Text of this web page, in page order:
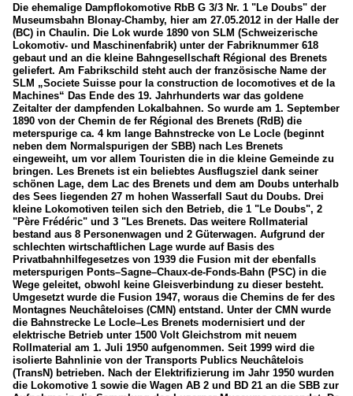
Die ehemalige Dampflokomotive RbB G 3/3 Nr. 1 "Le Doubs" der
Museumsbahn Blonay-Chamby, hier am 27.05.2012 in der Halle der
(BC) in Chaulin. Die Lok wurde 1890 von SLM (Schweizerische
Lokomotiv- und Maschinenfabrik) unter der Fabriknummer 618
gebaut und an die kleine Bahngesellschaft Régional des Brenets
geliefert. Am Fabrikschild steht auch der französische Name der
SLM „Societe Suisse pour la construction de locomotives et de la
Machines“ Das Ende des 19. Jahrhunderts war das goldene
Zeitalter der dampfenden Lokalbahnen. So wurde am 1. September
1890 von der Chemin de fer Régional des Brenets (RdB) die
meterspurige ca. 4 km lange Bahnstrecke von Le Locle (beginnt
neben dem Normalspurigen der SBB) nach Les Brenets
eingeweiht, um vor allem Touristen die in die kleine Gemeinde zu
bringen. Les Brenets ist ein beliebtes Ausflugsziel dank seiner
schönen Lage, dem Lac des Brenets und dem am Doubs unterhalb
des Sees liegenden 27 m hohen Wasserfall Saut du Doubs. Drei
kleine Lokomotiven teilen sich den Betrieb, die 1 "Le Doubs", 2
"Père Frédéric" und 3 "Les Brenets. Das weitere Rollmaterial
bestand aus 8 Personenwagen und 2 Güterwagen. Aufgrund der
schlechten wirtschaftlichen Lage wurde auf Basis des
Privatbahnhilfegesetzes von 1939 die Fusion mit der ebenfalls
meterspurigen Ponts–Sagne–Chaux-de-Fonds-Bahn (PSC) in die
Wege geleitet, obwohl keine Gleisverbindung zu dieser besteht.
Umgesetzt wurde die Fusion 1947, woraus die Chemins de fer des
Montagnes Neuchâteloises (CMN) entstand. Unter der CMN wurde
die Bahnstrecke Le Locle–Les Brenets modernisiert und der
elektrische Betrieb unter 1500 Volt Gleichstrom mit neuem
Rollmaterial am 1. Juli 1950 aufgenommen. Seit 1999 wird die
isolierte Bahnlinie von der Transports Publics Neuchâtelois
(TransN) betrieben. Nach der Elektrifizierung im Jahr 1950 wurden
die Lokomotive 1 sowie die Wagen AB 2 und BD 21 an die SBB zur